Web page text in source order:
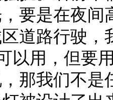
要是在夜
道路行驶
用，但要
我们不是